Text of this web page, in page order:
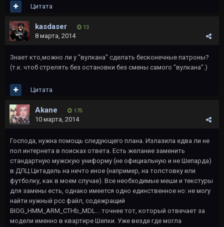
Цитата
kasdaser 13
8 марта, 2014
Знает кто,можно ли у "вулкана" сделать бесконечные патроны?
(т.к. чтоб стрелять без остановки без смены самого "вулкана".)
Цитата
Akane 175
10 марта, 2014
Господа, нужна помощь следующего плана. Излазила едва ли не
пол интернета в поисках ответа. Есть желание заменить
стандартную мужскую униформу (не официальную и не Шепарда)
в ДЛЦ Цитадель на нечто иное (например, на толстовку или
футболку, как в моем случае). Все необходимые меши и текстуры
для замены есть, однако имеется одно единственное но: не могу
найти нужный pcc файл, содежращий
BIOG_HMM_ARM_CTHb_MDL... точнее тот, который отвечает за
модели именно в квартире Шепки. Уже везде где могла